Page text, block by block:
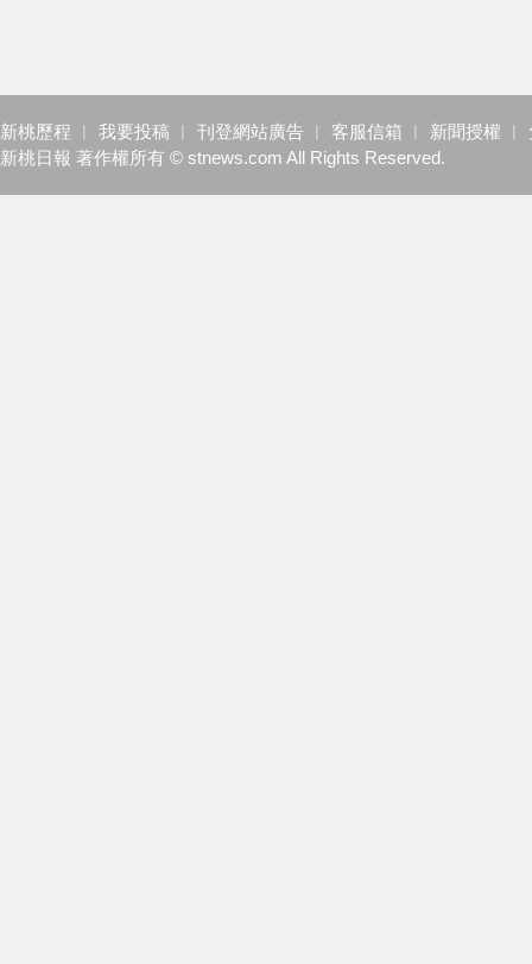
新桃歷程 ︱ 我要投稿 ︱ 刊登網站廣告 ︱ 客服信箱 ︱ 新聞授權 ︱
新桃日報 著作權所有 © stnews.com All Rights Reserved.